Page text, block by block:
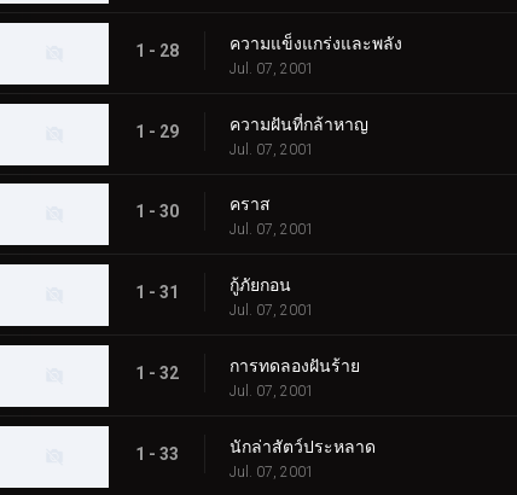
1 - 28 ความแข็งแกร่งและพลัง
Jul. 07, 2001
1 - 29 ความฝันที่กล้าหาญ
Jul. 07, 2001
1 - 30 คราส
Jul. 07, 2001
1 - 31 กู้ภัยกอน
Jul. 07, 2001
1 - 32 การทดลองฝันร้าย
Jul. 07, 2001
1 - 33 นักล่าสัตว์ประหลาด
Jul. 07, 2001